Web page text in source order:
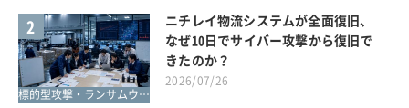
2
標的型攻撃・ランサムウェア対策
ニチレイ物流システムが全面復旧、
なぜ10日でサイバー攻撃から復旧で
きたのか？
2026/07/26